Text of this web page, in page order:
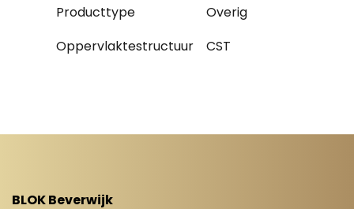
Producttype
Overig
Oppervlaktestructuur
CST
BLOK Beverwijk